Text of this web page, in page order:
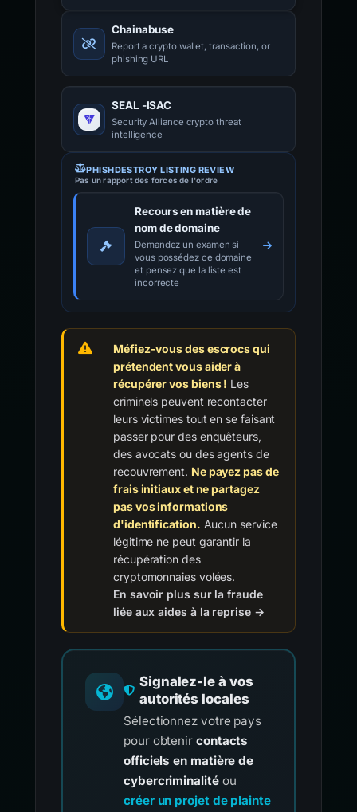
Chainabuse
Report a crypto wallet, transaction, or
phishing URL
SEAL -ISAC
Security Alliance crypto threat
intelligence
PHISHDESTROY LISTING REVIEW
Pas un rapport des forces de l'ordre
Recours en matière de
nom de domaine
Demandez un examen si
vous possédez ce domaine
et pensez que la liste est
incorrecte
Méfiez-vous des escrocs qui
prétendent vous aider à
récupérer vos biens ! Les
criminels peuvent recontacter
leurs victimes tout en se faisant
passer pour des enquêteurs,
des avocats ou des agents de
recouvrement. Ne payez pas de
frais initiaux et ne partagez
pas vos informations
d'identification. Aucun service
légitime ne peut garantir la
récupération des
cryptomonnaies volées.
En savoir plus sur la fraude
liée aux aides à la reprise →
Signalez-le à vos
autorités locales
Sélectionnez votre pays
pour obtenir contacts
officiels en matière de
cybercriminalitéou
créer un projet de plainte